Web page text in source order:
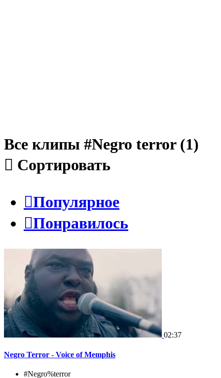
Все клипы #Negro terror (1)
 Сортировать
Популярное
Понравилось
02:37
Negro Terror - Voice of Memphis
#Negro%terror